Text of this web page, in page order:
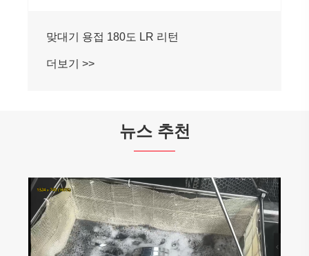
뉴스 추천
소켓 용접 크로스는 광범위한 관심과 적용을
유치했습니다